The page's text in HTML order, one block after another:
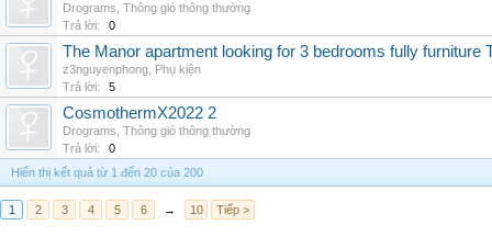
Drograms Thông gió thông thường
Trả lời:
0
The Manor apartment looking for 3 bedrooms fully furniture
z3nguyenphong Phụ kiện
Trả lời:
5
CosmothermX2022 2
Drograms Thông gió thông thường
Trả lời:
0
Hiển thị kết quả từ 1 đến 20 của 200
1 2 3 4 5 6 → 10 Tiếp >